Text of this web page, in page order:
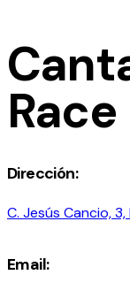
Race
Dirección:
C. Jesús Cancio,
Email: